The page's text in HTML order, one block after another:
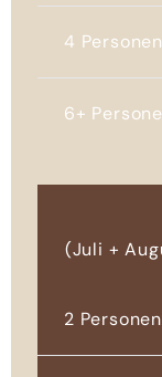
4 Personen
6+
(Juli +
2 Personen